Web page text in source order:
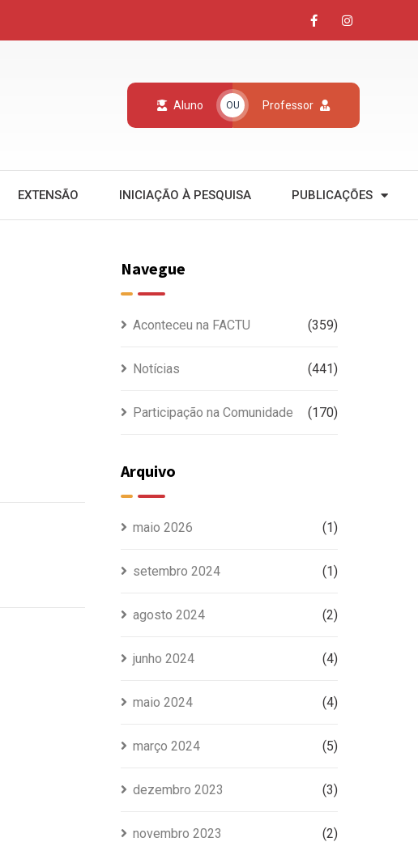
Aluno OU Professor
EXTENSÃO INICIAÇÃO À PESQUISA PUBLICAÇÕES
Navegue
Aconteceu na FACTU (359)
Notícias (441)
Participação na Comunidade (170)
Arquivo
maio 2026 (1)
setembro 2024 (1)
agosto 2024 (2)
junho 2024 (4)
maio 2024 (4)
março 2024 (5)
dezembro 2023 (3)
novembro 2023 (2)